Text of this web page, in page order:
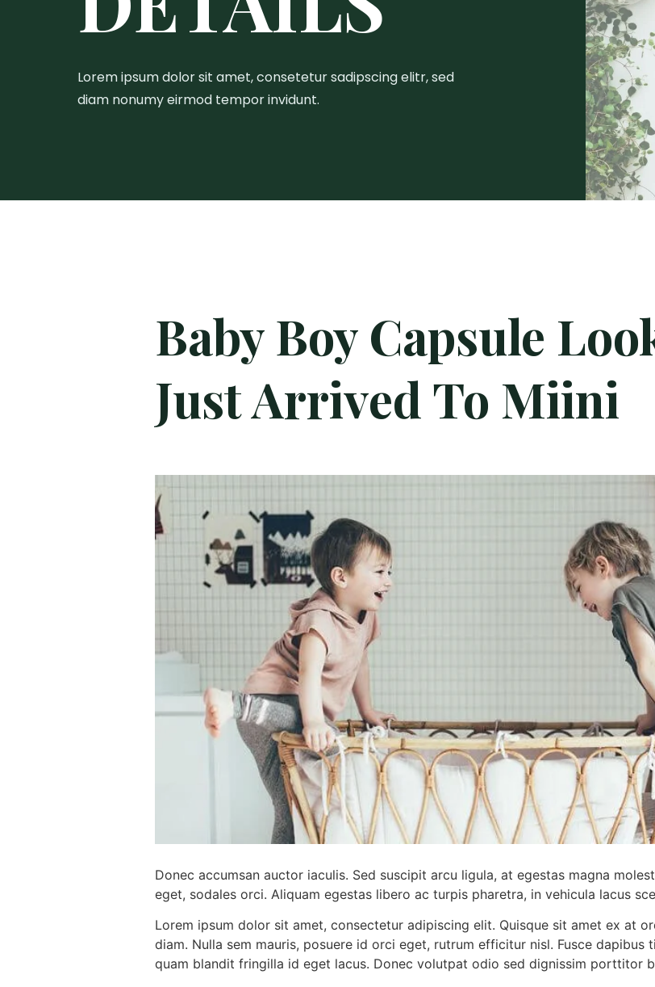
Lorem ipsum dolor sit amet, consetetur sadipscing elitr, sed
diam nonumy eirmod tempor invidunt.
Baby Boy Capsule
Just Arrived To Miini
Donec accumsan auctor iaculis. Sed suscipit arcu ligula, at egestas magna
eget, sodales orci. Aliquam egestas libero ac turpis pharetra, in vehicula lacus
Lorem ipsum dolor sit amet, consectetur adipiscing elit. Quisque sit amet ex at
diam. Nulla sem mauris, posuere id orci eget, rutrum efficitur nisl. Fusce dapibus
quam blandit fringilla id eget lacus. Donec volutpat odio sed dignissim porttitor